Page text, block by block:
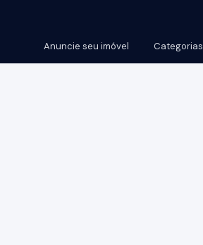
Categorias
Anuncie seu imóvel